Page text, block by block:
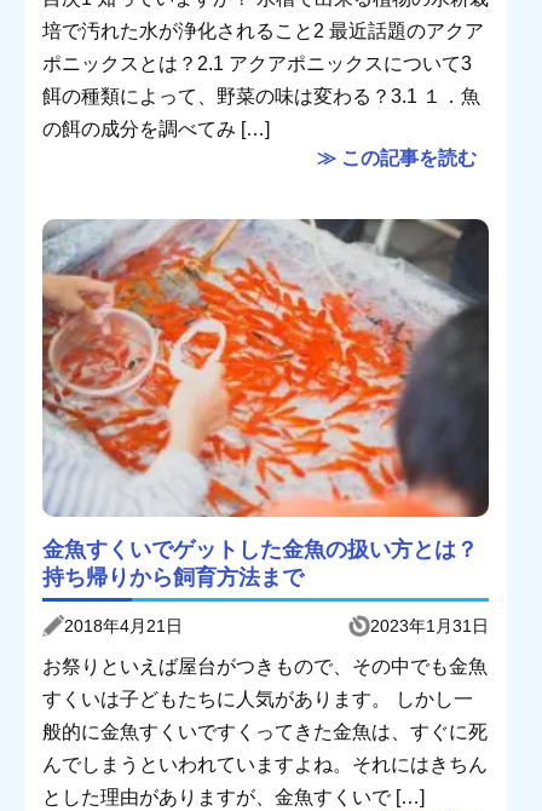
培で汚れた水が浄化されること2 最近話題のアクア
ポニックスとは？2.1 アクアポニックスについて3
餌の種類によって、野菜の味は変わる？3.1 １．魚
の餌の成分を調べてみ […]
≫ この記事を読む
金魚すくいでゲットした金魚の扱い方とは？
持ち帰りから飼育方法まで
2018年4月21日 2023年1月31日
お祭りといえば屋台がつきもので、その中でも金魚
すくいは子どもたちに人気があります。 しかし一
般的に金魚すくいですくってきた金魚は、すぐに死
んでしまうといわれていますよね。それにはきちん
とした理由がありますが、金魚すくいで […]